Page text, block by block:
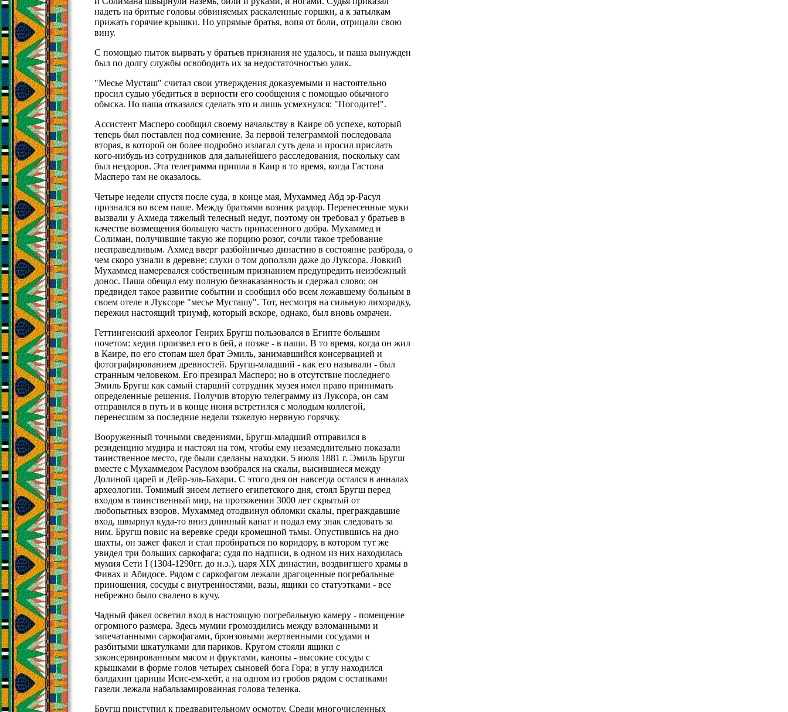
надеть на бритые головы обвиняемых раскаленные горшки, а к затылкам
прижать горячие крышки. Но упрямые братья, вопя от боли, отрицали свою
вину.
С помощью пыток вырвать у братьев признания не удалось, и паша вынужден
был по долгу службы освободить их за недостаточностью улик.
"Месье Мусташ" считал свои утверждения доказуемыми и настоятельно
просил судью убедиться в верности его сообщения с помощью обычного
обыска. Но паша отказался сделать это и лишь усмехнулся: "Погодите!".
Ассистент Масперо сообщил своему начальству в Каире об успехе, который
теперь был поставлен под сомнение. За первой телеграммой последовала
вторая, в которой он более подробно излагал суть дела и просил прислать
кого-нибудь из сотрудников для дальнейшего расследования, поскольку сам
был нездоров. Эта телеграмма пришла в Каир в то время, когда Гастона
Масперо там не оказалось.
Четыре недели спустя после суда, в конце мая, Мухаммед Абд эр-Расул
признался во всем паше. Между братьями возник раздор. Перенесенные муки
вызвали у Ахмеда тяжелый телесный недуг, поэтому он требовал у братьев в
качестве возмещения большую часть припасенного добра. Мухаммед и
Солиман, получившие такую же порцию розог, сочли такое требование
несправедливым. Ахмед вверг разбойничью династию в состояние разброда, о
чем скоро узнали в деревне; слухи о том доползли даже до Луксора. Ловкий
Мухаммед намеревался собственным признанием предупредить неизбежный
донос. Паша обещал ему полную безнаказанность и сдержал слово; он
предвидел такое развитие событии и сообщил обо всем лежавшему больным в
своем отеле в Луксоре "месье Мусташу". Тот, несмотря на сильную лихорадку,
пережил настоящий триумф, который вскоре, однако, был вновь омрачен.
Геттингенский археолог Генрих Бругш пользовался в Египте большим
почетом: хедив произвел его в бей, а позже - в паши. В то время, когда он жил
в Каире, по его стопам шел брат Эмиль, занимавшийся консервацией и
фотографированием древностей. Бругш-младший - как его называли - был
странным человеком. Его презирал Масперо; но в отсутствие последнего
Эмиль Бругш как самый старший сотрудник музея имел право принимать
определенные решения. Получив вторую телеграмму из Луксора, он сам
отправился в путь и в конце июня встретился с молодым коллегой,
перенесшим за последние недели тяжелую нервную горячку.
Вооруженный точными сведениями, Бругш-младший отправился в
резиденцию мудира и настоял на том, чтобы ему незамедлительно показали
таинственное место, где были сделаны находки. 5 июля 1881 г. Эмиль Бругш
вместе с Мухаммедом Расулом взобрался на скалы, высившиеся между
Долиной царей и Дейр-эль-Бахари. С этого дня он навсегда остался в анналах
археологии. Томимый зноем летнего египетского дня, стоял Бругш перед
входом в таинственный мир, на протяжении 3000 лет скрытый от
любопытных взоров. Мухаммед отодвинул обломки скалы, преграждавшие
вход, швырнул куда-то вниз длинный канат и подал ему знак следовать за
ним. Бругш повис на веревке среди кромешной тьмы. Опустившись на дно
шахты, он зажег факел и стал пробираться по коридору, в котором тут же
увидел три больших саркофага; судя по надписи, в одном из них находилась
мумия Сети I (1304-1290гг. до н.э.), царя XIX династии, воздвигшего храмы в
Фивах и Абидосе. Рядом с саркофагом лежали драгоценные погребальные
приношения, сосуды с внутренностями, вазы, ящики со статуэтками - все
небрежно было свалено в кучу.
Чадный факел осветил вход в настоящую погребальную камеру - помещение
огромного размера. Здесь мумии громоздились между взломанными и
запечатанными саркофагами, бронзовыми жертвенными сосудами и
разбитыми шкатулками для париков. Кругом стояли ящики с
законсервированным мясом и фруктами, канопы - высокие сосуды с
крышками в форме голов четырех сыновей бога Гора; в углу находился
балдахин царицы Исис-ем-хебт, а на одном из гробов рядом с останками
газели лежала набальзамированная голова теленка.
Бругш приступил к предварительному осмотру. Среди многочисленных